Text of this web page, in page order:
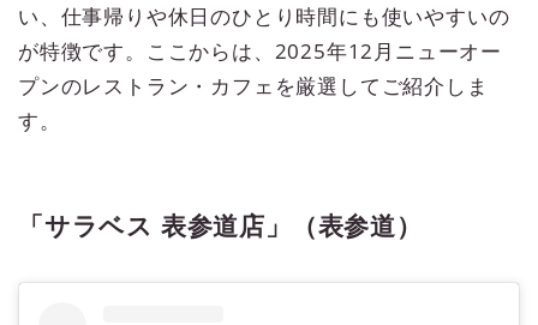
い、仕事帰りや休日のひとり時間にも使いやすいの
が特徴です。ここからは、2025年12月ニューオー
プンのレストラン・カフェを厳選してご紹介しま
す。
「サラベス 表参道店」（表参道）